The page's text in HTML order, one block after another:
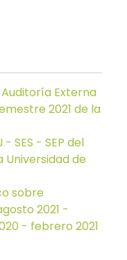
Externa
2021 de la
SES - SEP del
Universidad de
sobre
2021 -
- febrero 2021